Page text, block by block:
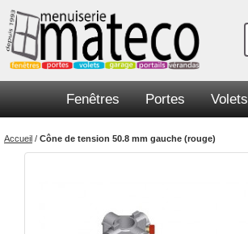
Fenêtres Portes Volets
Accueil / Cône de tension 50.8 mm gauche (rouge)